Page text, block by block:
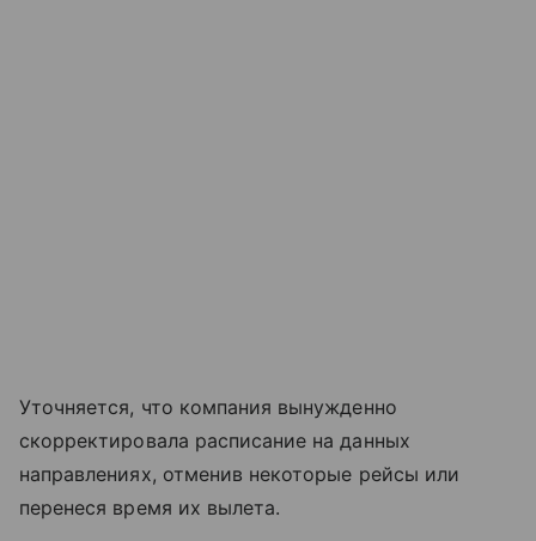
Уточняется, что компания вынужденно
скорректировала расписание на данных
направлениях, отменив некоторые рейсы или
перенеся время их вылета.